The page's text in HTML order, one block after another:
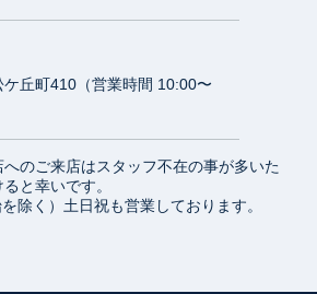
丘町410（営業時間 10:00〜
のご来店はスタッフ不在の事が多いた
と幸いです。
除く）土日祝も営業しております。